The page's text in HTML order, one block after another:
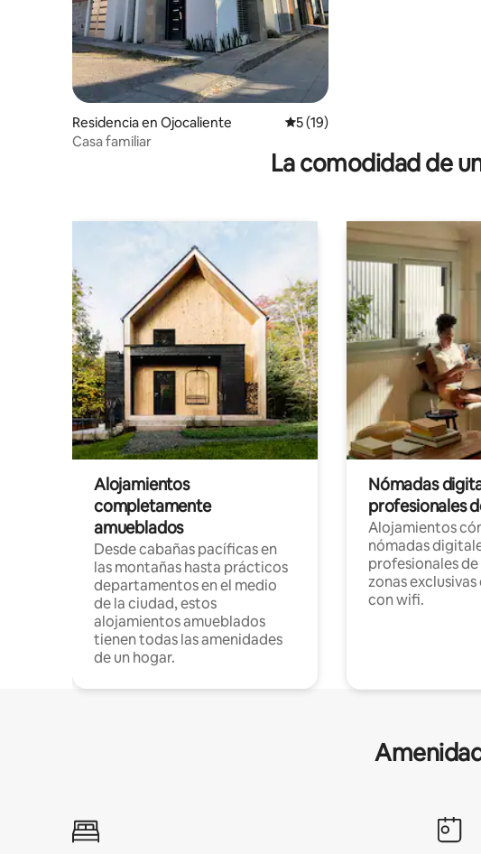
Residencia en Ojocaliente Calificación promedio: 5 de 5;
5 (19)
Casa familiar
La comodidad de
Alojamientos
completamente
amueblados
Desde cabañas pacíficas en
las montañas hasta prácticos
departamentos en el medio
de la ciudad, estos
alojamientos amueblados
tienen todas las amenidades
de un hogar.
Nómadas
profesionales
Alojamientos
nómadas
profesionales
zonas
con wifi.